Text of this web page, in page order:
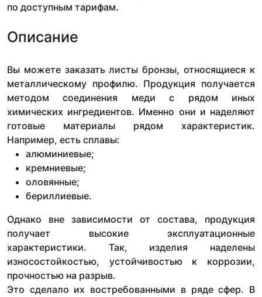
по доступным тарифам.
Описание
Вы можете заказать листы бронзы, относящиеся к
металлическому профилю. Продукция получается
методом соединения меди с рядом иных
химических ингредиентов. Именно они и наделяют
готовые материалы рядом характеристик.
Например, есть сплавы:
алюминиевые;
кремниевые;
оловянные;
бериллиевые.
Однако вне зависимости от состава, продукция
получает высокие эксплуатационные
характеристики. Так, изделия наделены
износостойкостью, устойчивостью к коррозии,
прочностью на разрыв.
Это сделало их востребованными в ряде сфер. В